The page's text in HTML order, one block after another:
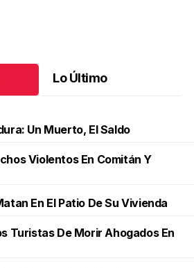
Lo Último
Un Muerto, El Saldo
Violentos En Comitán Y
En El Patio De Su Vivienda
Turistas De Morir Ahogados En